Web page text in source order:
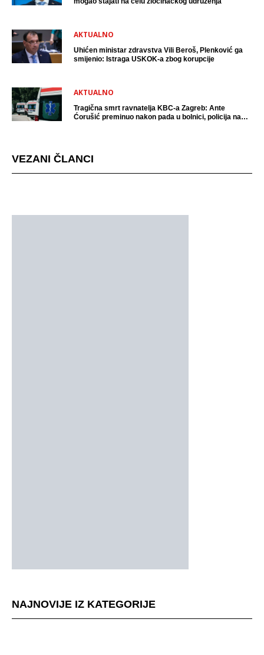
AKTUALNO
Uhićen ministar zdravstva Vili Beroš, Plenković ga
smijenio: Istraga USKOK-a zbog korupcije
AKTUALNO
Tragična smrt ravnatelja KBC-a Zagreb: Ante
Ćorušić preminuo nakon pada u bolnici, policija na
VEZANI ČLANCI
NAJNOVIJE IZ KATEGORIJE